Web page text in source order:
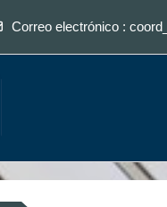
Correo electrónico :